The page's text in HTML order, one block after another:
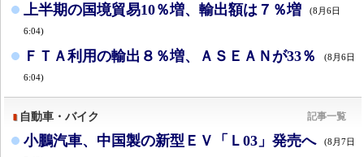
上半期の国境貿易10％増、輸出額は７％増 (8月6日
6:04)
ＦＴＡ利用の輸出８％増、ＡＳＥＡＮが33％ (8月6日
6:04)
自動車・バイク 記事一覧
小鵬汽車、中国製の新型ＥＶ「Ｌ03」発売へ (8月7日